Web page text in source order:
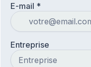
E-mail *
Entreprise